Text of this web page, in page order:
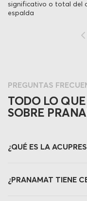
significativo o total del
espalda
PREGUNTAS
TODO LO
SOBRE
¿QUÉ ES LA
¿PRANAMAT TIENE